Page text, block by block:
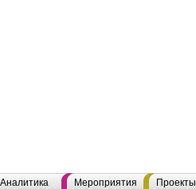
Аналитика Мероприятия Проекты